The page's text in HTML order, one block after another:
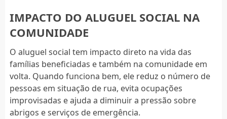
IMPACTO DO ALUGUEL SOCIAL NA
COMUNIDADE
O aluguel social tem impacto direto na vida das
famílias beneficiadas e também na comunidade em
volta. Quando funciona bem, ele reduz o número de
pessoas em situação de rua, evita ocupações
improvisadas e ajuda a diminuir a pressão sobre
abrigos e serviços de emergência.